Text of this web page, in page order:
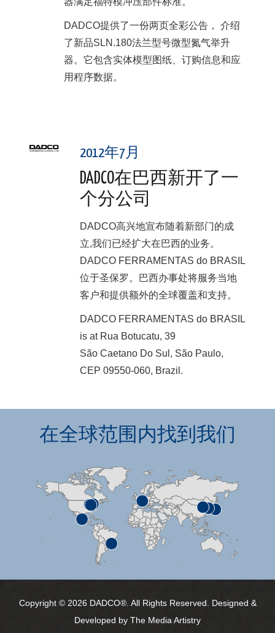
DADCO提供了一份两页全彩公告， 介绍
了新品SLN.180法兰型号微型氮气举升
器。它包含实体模型图纸、订购信息和应
用程序数据。
2012年7月
DADCO在巴西新开了一
个分公司
DADCO高兴地宣布随着新部门的成
立,我们已经扩大在巴西的业务。
DADCO FERRAMENTAS do BRASIL
位于圣保罗。巴西办事处将服务当地
客户和提供额外的全球覆盖和支持。
DADCO FERRAMENTAS do BRASIL
is at Rua Botucatu, 39
São Caetano Do Sul, São Paulo,
CEP 09550-060, Brazil.
在全球范围内找到我们
Copyright © 2026 DADCO®. All Rights Reserved. Designed &
Developed by The Media Artistry